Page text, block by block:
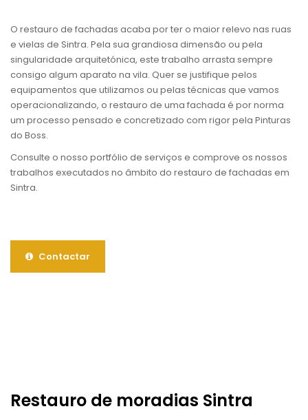
O restauro de fachadas acaba por ter o maior relevo nas ruas
e vielas de Sintra. Pela sua grandiosa dimensão ou pela
singularidade arquitetónica, este trabalho arrasta sempre
consigo algum aparato na vila. Quer se justifique pelos
equipamentos que utilizamos ou pelas técnicas que vamos
operacionalizando, o restauro de uma fachada é por norma
um processo pensado e concretizado com rigor pela Pinturas
do Boss.
Consulte o nosso portfólio de serviços e comprove os nossos
trabalhos executados no âmbito do restauro de fachadas em
Sintra.
Contactar
Restauro de moradias Sintra